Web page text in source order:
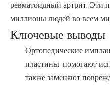
ревматоидный артрит. Эти
миллионы людей во всем
Ключевые выводы
Ортопедические
пластины, помогают
также заменяют